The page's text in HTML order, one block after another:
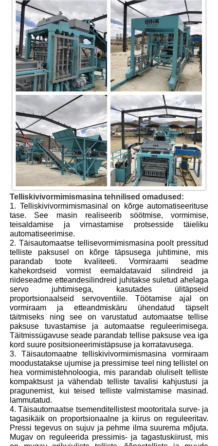
Telliskivivormimismasina tehnilised omadused:
1. Telliskivivormimismasinal on kõrge automatiseerituse
tase. See masin realiseerib söötmise, vormimise,
teisaldamise ja virnastamise protsesside täieliku
automatiseerimise.
2. Täisautomaatse tellisevormimismasina poolt pressitud
telliste paksusel on kõrge täpsusega juhtimine, mis
parandab toote kvaliteeti. Vormiraami seadme
kahekordseid vormist eemaldatavaid silindreid ja
riideseadme etteandesilindreid juhitakse suletud ahelaga
servo juhtimisega, kasutades ülitäpseid
proportsionaalseid servoventiile. Töötamise ajal on
vormiraam ja etteandmiskäru ühendatud täpselt
täitmiseks ning see on varustatud automaatse tellise
paksuse tuvastamise ja automaatse reguleerimisega.
Täitmissügavuse seade parandab tellise paksuse vea iga
kord suure positsioneerimistäpsuse ja korratavusega.
3. Täisautomaatne telliskivivormimismasina vormiraam
moodustatakse ujumise ja pressimise teel ning tellistel on
hea vormimistehnoloogia, mis parandab oluliselt telliste
kompaktsust ja vähendab telliste tavalisi kahjustusi ja
pragunemist, kui teised telliste valmistamise masinad.
lammutatud.
4. Täisautomaatse tsemenditellistest mootoritala surve- ja
tagasikäik on proportsionaalne ja kiirus on reguleeritav.
Pressi tegevus on sujuv ja pehme ilma suurema mõjuta.
Mugav on reguleerida pressimis- ja tagastuskiirust, mis